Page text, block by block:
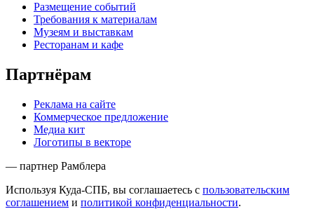
Размещение событий
Требования к материалам
Музеям и выставкам
Ресторанам и кафе
Партнёрам
Реклама на сайте
Коммерческое предложение
Медиа кит
Логотипы в векторе
— партнер Рамблера
Используя Куда-СПБ, вы соглашаетесь с пользовательским
соглашением и политикой конфиденциальности.